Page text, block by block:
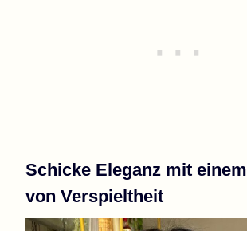
Schicke Eleganz mit
von Verspieltheit